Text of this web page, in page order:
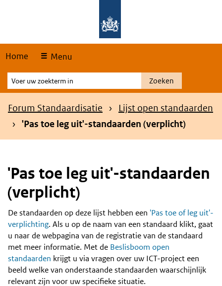
Home Menu
Voer
uw
zoekterm
Zoeken
Kruimelpad
Forum Standaardisatie
Lijst open standaarden
'Pas toe leg uit'-standaarden (verplicht)
'Pas toe leg uit'-standaarden
(verplicht)
Content
De standaarden op deze lijst hebben een 'Pas toe of leg uit'-
verplichting. Als u op de naam van een standaard klikt, gaat
u naar de webpagina van de registratie van de standaard
met meer informatie. Met de Beslisboom open
standaarden krijgt u via vragen over uw ICT-project een
beeld welke van onderstaande standaarden waarschijnlijk
relevant zijn voor uw specifieke situatie.